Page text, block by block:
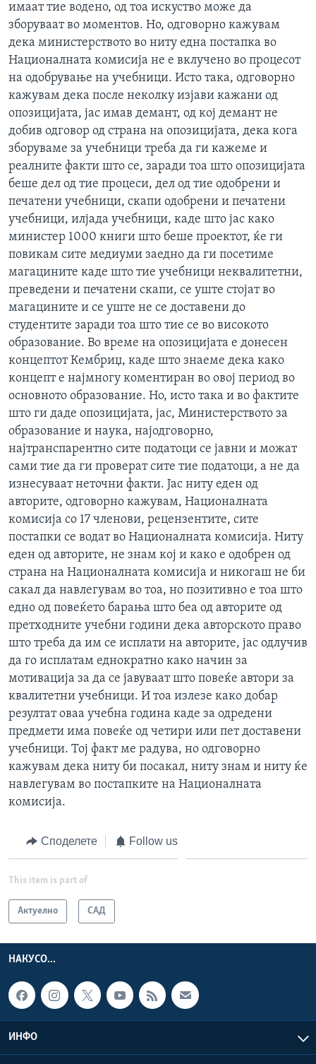
имаат тие водено, од тоа искуство може да
зборуваат во моментов. Но, одговорно кажувам
дека министерството во ниту една постапка во
Националната комисија не е вклучено во процесот
на одобрување на учебници. Исто така, одговорно
кажувам дека после неколку изјави кажани од
опозицијата, јас имав демант, од кој демант не
добив одговор од страна на опозицијата, дека кога
зборуваме за учебници треба да ги кажеме и
реалните факти што се, заради тоа што опозицијата
беше дел од тие процеси, дел од тие одобрени и
печатени учебници, скапи одобрени и печатени
учебници, илјада учебници, каде што јас како
министер 1000 книги што беше проектот, ќе ги
повикам сите медиуми заедно да ги посетиме
магацините каде што тие учебници неквалитетни,
преведени и печатени скапи, се уште стојат во
магацините и се уште не се доставени до
студентите заради тоа што тие се во високото
образование. Во време на опозицијата е донесен
концептот Кембриџ, каде што знаеме дека како
концепт е најмногу коментиран во овој период во
основното образование. Но, исто така и во фактите
што ги даде опозицијата, јас, Министерството за
образование и наука, најодговорно,
најтранспарентно сите податоци се јавни и можат
сами тие да ги проверат сите тие податоци, а не да
изнесуваат неточни факти. Јас ниту еден од
авторите, одговорно кажувам, Националната
комисија со 17 членови, рецензентите, сите
постапки се водат во Националната комисија. Ниту
еден од авторите, не знам кој и како е одобрен од
страна на Националната комисија и никогаш не би
сакал да навлегувам во тоа, но позитивно е тоа што
едно од повеќето барања што беа од авторите од
претходните учебни години дека авторското право
што треба да им се исплати на авторите, јас одлучив
да го исплатам еднократно како начин за
мотивација за да се јавуваат што повеќе автори за
квалитетни учебници. И тоа излезе како добар
резултат оваа учебна година каде за одредени
предмети има повеќе од четири или пет доставени
учебници. Тој факт ме радува, но одговорно
кажувам дека ниту би посакал, ниту знам и ниту ќе
навлегувам во постапките на Националната
комисија.
Споделете Follow us
This item is part of
Актуелно САД
НАКУСО...
ИНФО